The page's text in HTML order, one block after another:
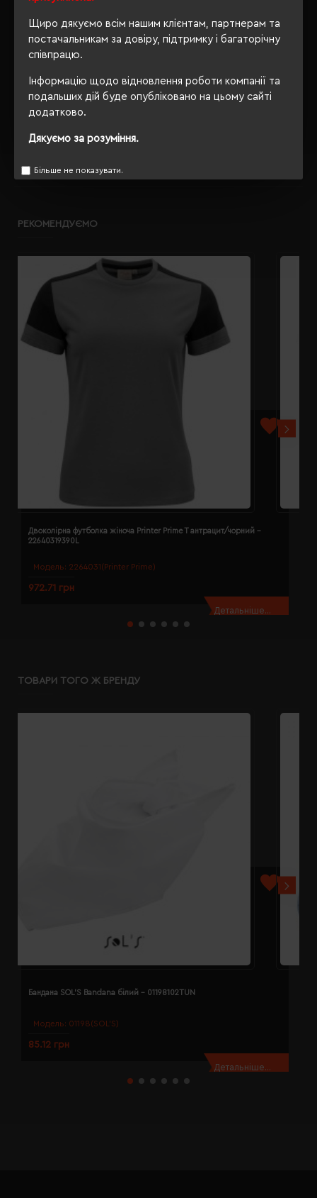
Щиро дякуємо всім нашим клієнтам, партнерам та
постачальникам за довіру, підтримку і багаторічну
співпрацю.
Інформацію щодо відновлення роботи компанії та
подальших дій буде опубліковано на цьому сайті
додатково.
Дякуємо за розуміння.
Більше не показувати.
OEKO-TEX® Standard 100,
ОПИС
РЕКОМЕНДУЄМО
Модель: 2264031(Printer Prime)
Двоколірна футболка жіноча Printer Prime T антрацит/чорний -
22640319390L
972.71 грн
Детальніше...
ТОВАРИ ТОГО Ж БРЕНДУ
Модель: 01198(SOL’S)
Бандана SOL'S Bandana білий - 01198102TUN
85.12 грн
Детальніше...